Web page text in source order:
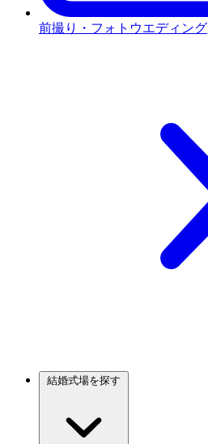
前撮り・フォトウエディング